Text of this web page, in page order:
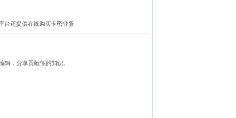
台还提供在线购买卡密业务
，分享贡献你的知识。